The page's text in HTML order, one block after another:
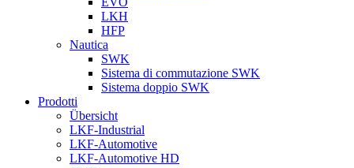
LKH
HFP
Nautica
SWK
Sistema di commutazione SWK
Sistema doppio SWK
Prodotti
Übersicht
LKF-Industrial
LKF-Automotive
LKF-Automotive HD